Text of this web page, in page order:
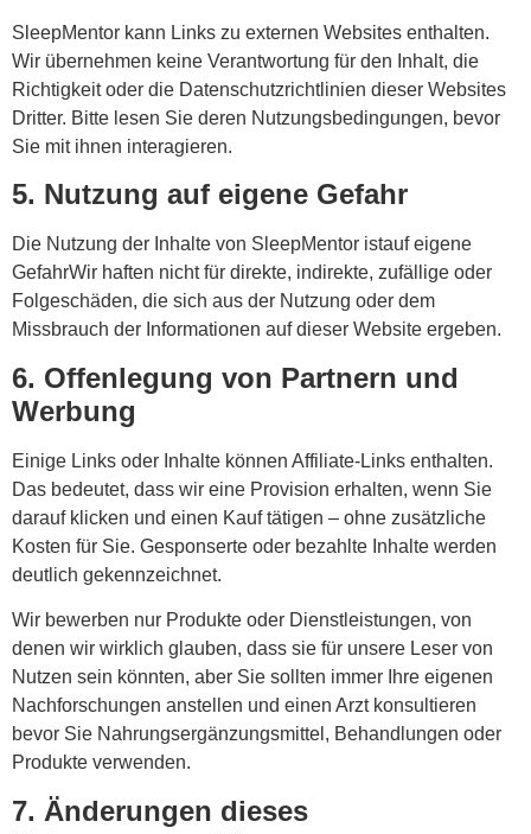
SleepMentor kann Links zu externen Websites enthalten.
Wir übernehmen keine Verantwortung für den Inhalt, die
Richtigkeit oder die Datenschutzrichtlinien dieser Websites
Dritter. Bitte lesen Sie deren Nutzungsbedingungen, bevor
Sie mit ihnen interagieren.
5. Nutzung auf eigene Gefahr
Die Nutzung der Inhalte von SleepMentor istauf eigene
GefahrWir haften nicht für direkte, indirekte, zufällige oder
Folgeschäden, die sich aus der Nutzung oder dem
Missbrauch der Informationen auf dieser Website ergeben.
6. Offenlegung von Partnern und
Werbung
Einige Links oder Inhalte können Affiliate-Links enthalten.
Das bedeutet, dass wir eine Provision erhalten, wenn Sie
darauf klicken und einen Kauf tätigen – ohne zusätzliche
Kosten für Sie. Gesponserte oder bezahlte Inhalte werden
deutlich gekennzeichnet.
Wir bewerben nur Produkte oder Dienstleistungen, von
denen wir wirklich glauben, dass sie für unsere Leser von
Nutzen sein könnten, aber Sie sollten immer Ihre eigenen
Nachforschungen anstellen und einen Arzt konsultieren
bevor Sie Nahrungsergänzungsmittel, Behandlungen oder
Produkte verwenden.
7. Änderungen dieses